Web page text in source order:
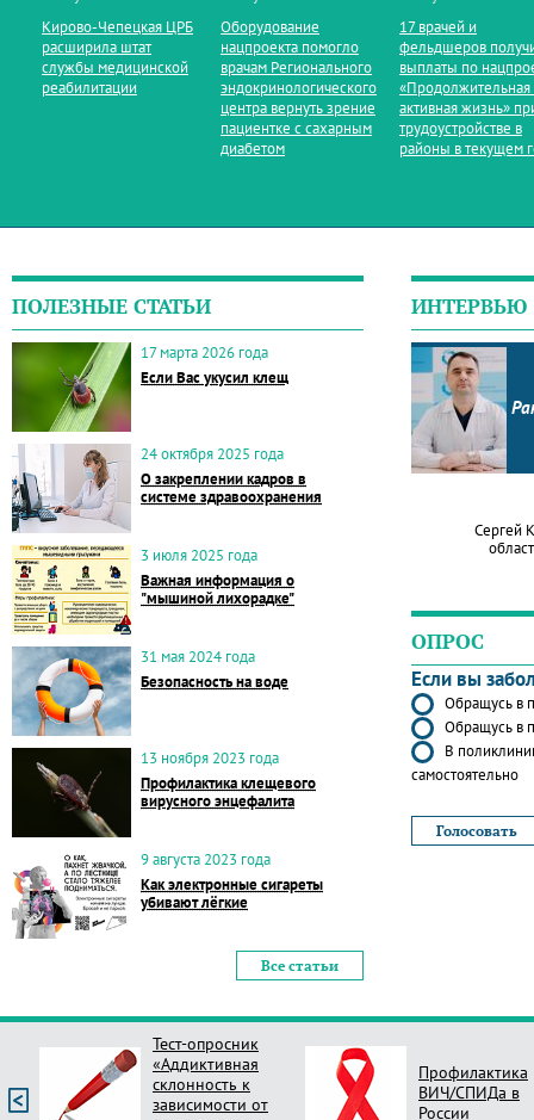
Кирово‑Чепецкая ЦРБ
расширила штат
службы медицинской
реабилитации
Оборудование
нацпроекта помогло
врачам Регионального
эндокринологического
центра вернуть зрение
пациентке с сахарным
диабетом
17 врачей и
фельдшеров
выплаты по
«Продолжительная
активная жизнь»
трудоустройстве в
районы в текущем
ПОЛЕЗНЫЕ СТАТЬИ
17 марта 2026 года
Если Вас укусил клещ
24 октября 2025 года
О закреплении кадров в
системе здравоохранения
3 июля 2025 года
Важная информация о
"мышиной лихорадке"
31 мая 2024 года
Безопасность на воде
13 ноября 2023 года
Профилактика клещевого
вирусного энцефалита
9 августа 2023 года
Как электронные сигареты
убивают лёгкие
Все статьи
ИНТЕРВЬЮ
Сергей
ОПРОС
Если вы
Обращусь в
Обращусь в
В
самостоятельно
Тест-опросник
«Аддиктивная
склонность к
зависимости от
Профилактика
ВИЧ/СПИДа в
России